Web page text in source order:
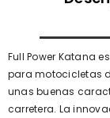
Full Power Katana
para motocicletas
unas buenas
carretera. La